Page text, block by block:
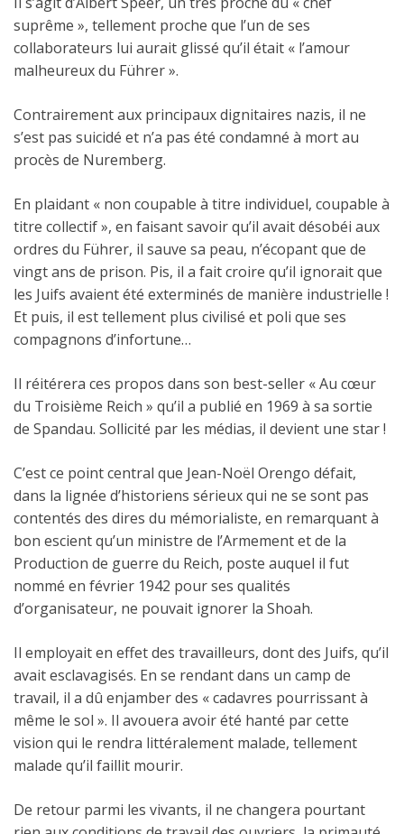
suprême », tellement proche que l’un de ses
collaborateurs lui aurait glissé qu’il était « l’amour
malheureux du Führer ».
Contrairement aux principaux dignitaires nazis, il ne
s’est pas suicidé et n’a pas été condamné à mort au
procès de Nuremberg.
En plaidant « non coupable à titre individuel, coupable à
titre collectif », en faisant savoir qu’il avait désobéi aux
ordres du Führer, il sauve sa peau, n’écopant que de
vingt ans de prison. Pis, il a fait croire qu’il ignorait que
les Juifs avaient été exterminés de manière industrielle !
Et puis, il est tellement plus civilisé et poli que ses
compagnons d’infortune…
Il réitérera ces propos dans son best-seller « Au cœur
du Troisième Reich » qu’il a publié en 1969 à sa sortie
de Spandau. Sollicité par les médias, il devient une star !
C’est ce point central que Jean-Noël Orengo défait,
dans la lignée d’historiens sérieux qui ne se sont pas
contentés des dires du mémorialiste, en remarquant à
bon escient qu’un ministre de l’Armement et de la
Production de guerre du Reich, poste auquel il fut
nommé en février 1942 pour ses qualités
d’organisateur, ne pouvait ignorer la Shoah.
Il employait en effet des travailleurs, dont des Juifs, qu’il
avait esclavagisés. En se rendant dans un camp de
travail, il a dû enjamber des « cadavres pourrissant à
même le sol ». Il avouera avoir été hanté par cette
vision qui le rendra littéralement malade, tellement
malade qu’il faillit mourir.
De retour parmi les vivants, il ne changera pourtant